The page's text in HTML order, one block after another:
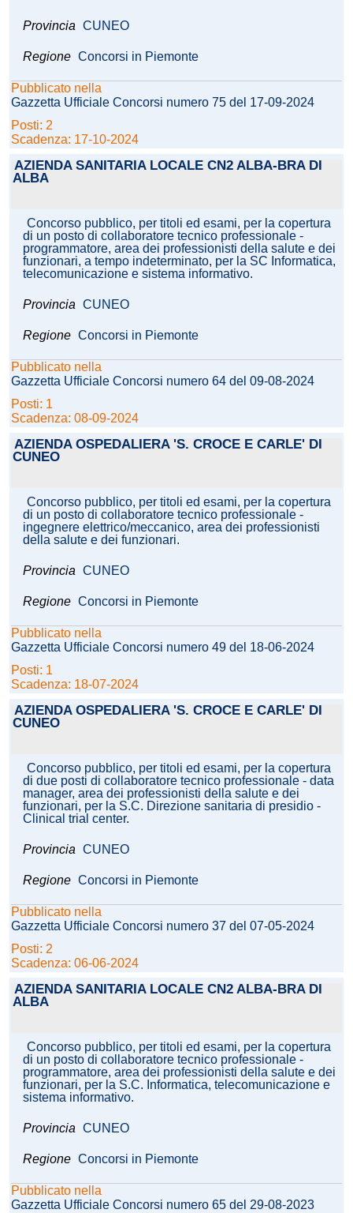
Provincia CUNEO
Regione Concorsi in Piemonte
Pubblicato nella
Gazzetta Ufficiale Concorsi numero 75 del 17-09-2024
Posti: 2
Scadenza: 17-10-2024
AZIENDA SANITARIA LOCALE CN2 ALBA-BRA DI
ALBA
Concorso pubblico, per titoli ed esami, per la copertura
di un posto di collaboratore tecnico professionale -
programmatore, area dei professionisti della salute e dei
funzionari, a tempo indeterminato, per la SC Informatica,
telecomunicazione e sistema informativo.
Provincia CUNEO
Regione Concorsi in Piemonte
Pubblicato nella
Gazzetta Ufficiale Concorsi numero 64 del 09-08-2024
Posti: 1
Scadenza: 08-09-2024
AZIENDA OSPEDALIERA 'S. CROCE E CARLE' DI
CUNEO
Concorso pubblico, per titoli ed esami, per la copertura
di un posto di collaboratore tecnico professionale -
ingegnere elettrico/meccanico, area dei professionisti
della salute e dei funzionari.
Provincia CUNEO
Regione Concorsi in Piemonte
Pubblicato nella
Gazzetta Ufficiale Concorsi numero 49 del 18-06-2024
Posti: 1
Scadenza: 18-07-2024
AZIENDA OSPEDALIERA 'S. CROCE E CARLE' DI
CUNEO
Concorso pubblico, per titoli ed esami, per la copertura
di due posti di collaboratore tecnico professionale - data
manager, area dei professionisti della salute e dei
funzionari, per la S.C. Direzione sanitaria di presidio -
Clinical trial center.
Provincia CUNEO
Regione Concorsi in Piemonte
Pubblicato nella
Gazzetta Ufficiale Concorsi numero 37 del 07-05-2024
Posti: 2
Scadenza: 06-06-2024
AZIENDA SANITARIA LOCALE CN2 ALBA-BRA DI
ALBA
Concorso pubblico, per titoli ed esami, per la copertura
di un posto di collaboratore tecnico professionale -
programmatore, area dei professionisti della salute e dei
funzionari, per la S.C. Informatica, telecomunicazione e
sistema informativo.
Provincia CUNEO
Regione Concorsi in Piemonte
Pubblicato nella
Gazzetta Ufficiale Concorsi numero 65 del 29-08-2023